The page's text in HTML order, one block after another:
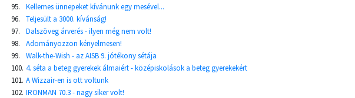
95.
Kellemes ünnepeket kívánunk egy mesével...
96.
Teljesült a 3000. kívánság!
97.
Dalszöveg árverés - ilyen még nem volt!
98.
Adományozzon kényelmesen!
99.
Walk-the-Wish - az AISB 9. jótékony sétája
100. 4. séta a beteg gyerekek álmaiért - középiskolások a beteg gyerekekért
101. A Wizzair-en is ott voltunk
102. IRONMAN 70.3 - nagy siker volt!